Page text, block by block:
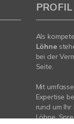
PROFIL
Als
Löhne
bei der
Seite.
Mit
Expertise
rund um
Löhne.